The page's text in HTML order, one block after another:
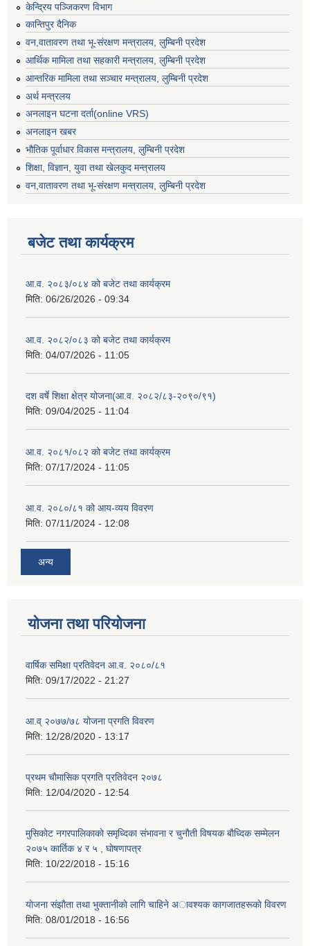
केन्द्रिय पञ्जिकरण विभाग
कान्तिपुर दैनिक
वन,वातावरण तथा भू-संरक्षण मन्त्रालय, लुम्बिनी प्रदेश
आर्थिक मामिला तथा सहकारी मन्त्रालय, लुम्बिनी प्रदेश
आन्तरिक मामिला तथा सञ्चार मन्त्रालय, लुम्बिनी प्रदेश
अर्थ मन्त्रलय
अनलाइन घटना दर्ता(online VRS)
अनलाइन खबर
भौतिक पूर्वाधार विकास मन्त्रालय, लुम्बिनी प्रदेश
शिक्षा, विज्ञान, युवा तथा खेलकुद मन्‍‍त्रालय
वन,वातावरण तथा भू-संरक्षण मन्त्रालय, लुम्बिनी प्रदेश
बजेट तथा कार्यक्रम
आ.व. २०८३/०८४ को बजेट तथा कार्यक्रम
मिति: 06/26/2026 - 09:34
आ.व. २०८२/०८३ को बजेट तथा कार्यक्रम
मिति: 04/07/2026 - 11:05
दश वर्षे शिक्षा क्षेत्र योजना(आ.व. २०८२/८३-२०९०/९१)
मिति: 09/04/2025 - 11:04
आ.व. २०८१/०८२ को बजेट तथा कार्यक्रम
मिति: 07/17/2024 - 11:05
आ.व. २०८०/८१ को आय-व्यय विवरण
मिति: 07/11/2024 - 12:08
अन्य
योजना तथा परियोजना
वार्षिक समिक्षा प्रतिवेदन आ.व. २०८०/८१
मिति: 09/17/2022 - 21:27
आ.व् २०७७/७८ योजना प्रगति विवरण
मिति: 12/28/2020 - 13:17
प्रथम चाैमासिक प्रगति प्रतिवेदन २०७८
मिति: 12/04/2020 - 12:54
मुसिकाेट नगरपालिकाकाे समृध्दिका संभावना र चुनाैती विषयक बाैध्दिक सम्मेलन
२०७५ कार्तिक ४ र ५ , घाेषणापत्र
मिति: 10/22/2018 - 15:16
याेजना संझाैता तथा भुक्तानीकाे लागि चाहिने अावश्यक कागजातहरूकाे विवरण
मिति: 08/01/2018 - 16:56